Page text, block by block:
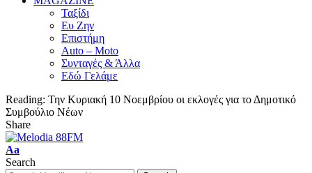
Ταξίδι
Ευ Ζην
Επιστήμη
Auto – Moto
Συνταγές & Άλλα
Εδώ Γελάμε
Reading: Την Κυριακή 10 Νοεμβρίου οι εκλογές για το Δημοτικό
Συμβούλιο Νέων
Share
Aa
Search